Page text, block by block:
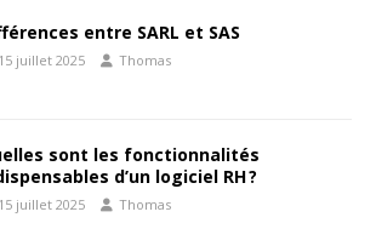
entre SARL et SAS
15 juillet 2025 Thomas
sont les fonctionnalités
d’un logiciel RH ?
15 juillet 2025 Thomas